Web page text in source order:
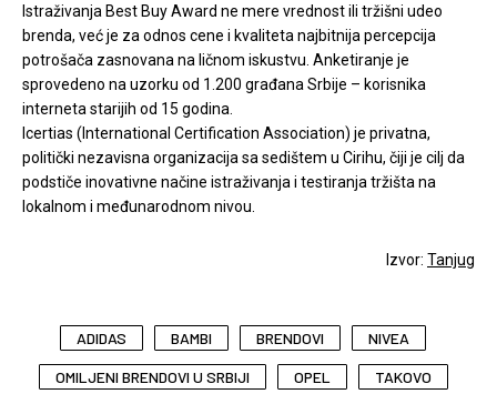
Istraživanja Best Buy Award ne mere vrednost ili tržišni udeo
brenda, već je za odnos cene i kvaliteta najbitnija percepcija
potrošača zasnovana na ličnom iskustvu. Anketiranje je
sprovedeno na uzorku od 1.200 građana Srbije – korisnika
interneta starijih od 15 godina.
Icertias (International Certification Association) je privatna,
politički nezavisna organizacija sa sedištem u Cirihu, čiji je cilj da
podstiče inovativne načine istraživanja i testiranja tržišta na
lokalnom i međunarodnom nivou.
Izvor: Tanjug
ADIDAS BAMBI BRENDOVI NIVEA
OMILJENI BRENDOVI U SRBIJI OPEL TAKOVO